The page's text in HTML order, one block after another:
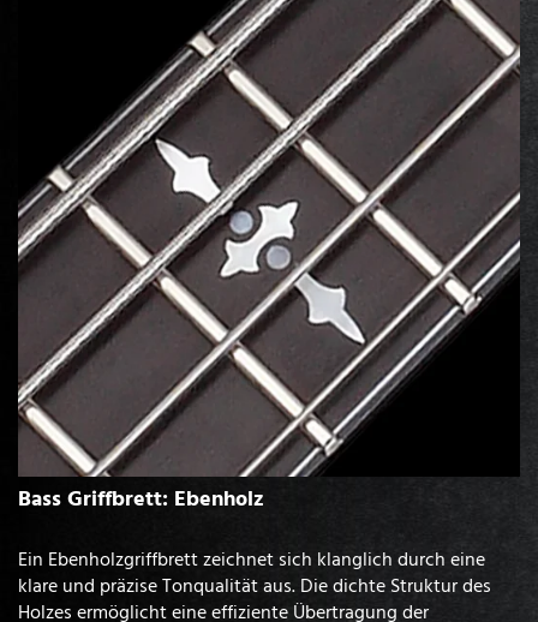
Bass Griffbrett: Ebenholz
Ein Ebenholzgriffbrett zeichnet sich klanglich durch eine
klare und präzise Tonqualität aus. Die dichte Struktur des
Holzes ermöglicht eine effiziente Übertragung der